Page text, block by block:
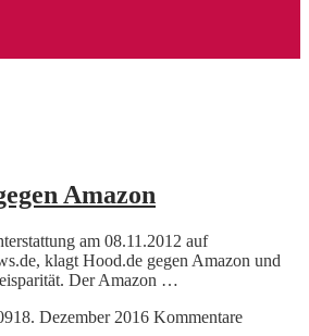
Amazon
am 08.11.2012 auf
klagt Hood.de gegen Amazon und
Der Amazon …
18. Dezember 2016 Kommentare